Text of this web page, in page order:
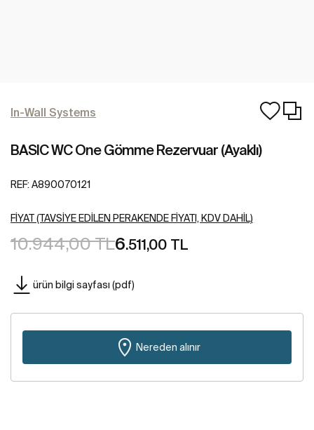
In-Wall Systems
BASIC WC One Gömme Rezervuar (Ayaklı)
REF: A890070121
FIYAT (TAVSIYE EDILEN PERAKENDE FIYATI, KDV DAHIL)
10.944,00 TL6.511,00 TL
ürün bilgi sayfası (pdf)
Nereden alınır